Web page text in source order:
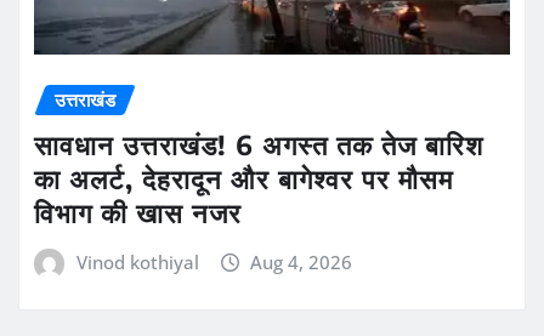
उत्तराखंड
सावधान उत्तराखंड! 6 अगस्त तक तेज बारिश
का अलर्ट, देहरादून और बागेश्वर पर मौसम
विभाग की खास नजर
Vinod kothiyal Aug 4, 2026